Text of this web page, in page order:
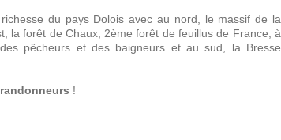
du pays Dolois avec au nord, le massif de la
la forêt de Chaux, 2ème forêt de feuillus de France, à
pêcheurs et des baigneurs et au sud, la Bresse
!